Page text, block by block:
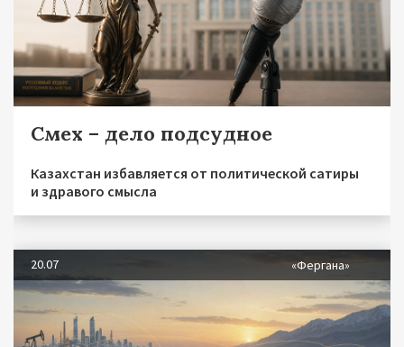
Смех – дело подсудное
Казахстан избавляется от политической сатиры
и здравого смысла
20.07 «Фергана»